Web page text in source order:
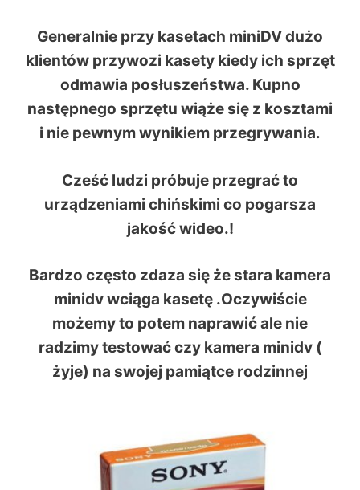
Generalnie przy kasetach miniDV dużo
klientów przywozi kasety kiedy ich sprzęt
odmawia posłuszeństwa. Kupno
następnego sprzętu wiąże się z kosztami
i nie pewnym wynikiem przegrywania.
Cześć ludzi próbuje przegrać to
urządzeniami chińskimi co pogarsza
jakość wideo.!
Bardzo często zdaza się że stara kamera
minidv wciąga kasetę .Oczywiście
możemy to potem naprawić ale nie
radzimy testować czy kamera minidv (
żyje) na swojej pamiątce rodzinnej